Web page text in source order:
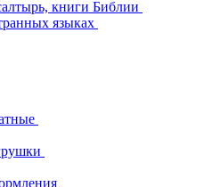
книги Библии
языках